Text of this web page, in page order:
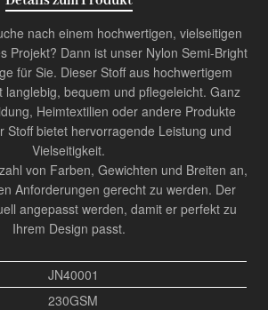
nach einem hochwertigen, vielseitigen
Projekt? Dann ist unser Nylon Semi-Bright
für Sie. Dieser Stoff aus hochwertigem
langlebig, bequem und pflegeleicht. Ganz
Heimtextilien oder andere Produkte
Stoff bietet hervorragende Leistung und
Vielseitigkeit.
von Farben, Gewichten und Breiten an,
Anforderungen gerecht zu werden. Der
angepasst werden, damit er perfekt zu
Ihrem Design passt.
JN40001
230GSM